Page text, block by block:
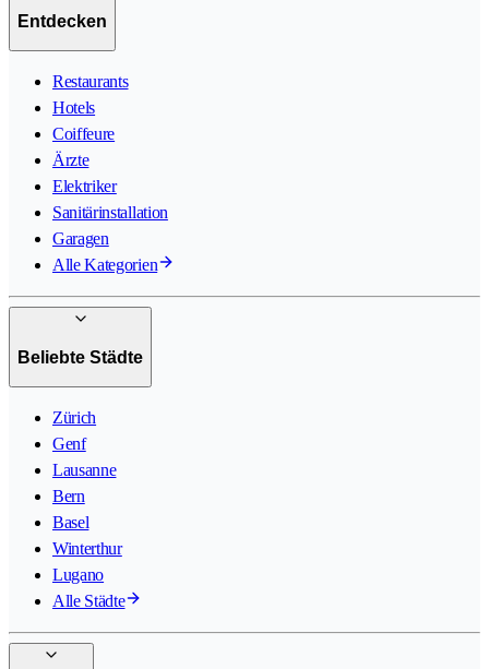
Entdecken
Restaurants
Hotels
Coiffeure
Ärzte
Elektriker
Sanitärinstallation
Garagen
Alle Kategorien
Beliebte Städte
Zürich
Genf
Lausanne
Bern
Basel
Winterthur
Lugano
Alle Städte